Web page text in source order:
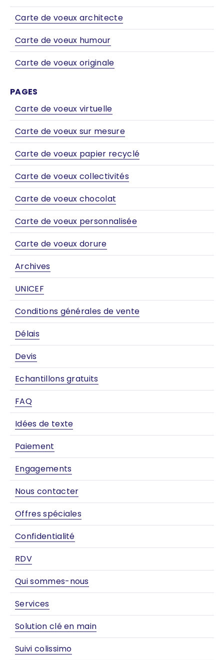
Carte de voeux architecte
Carte de voeux humour
Carte de voeux originale
PAGES
Carte de voeux virtuelle
Carte de voeux sur mesure
Carte de voeux papier recyclé
Carte de voeux collectivités
Carte de voeux chocolat
Carte de voeux personnalisée
Carte de voeux dorure
Archives
UNICEF
Conditions générales de vente
Délais
Devis
Echantillons gratuits
FAQ
Idées de texte
Paiement
Engagements
Nous contacter
Offres spéciales
Confidentialité
RDV
Qui sommes-nous
Services
Solution clé en main
Suivi colissimo